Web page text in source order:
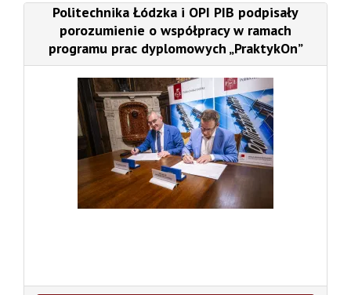
Politechnika Łódzka i OPI PIB podpisały
porozumienie o współpracy w ramach
programu prac dyplomowych „PraktykOn”